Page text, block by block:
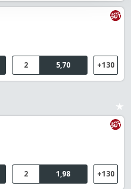
5,70
2 +130
1,98
2 +130